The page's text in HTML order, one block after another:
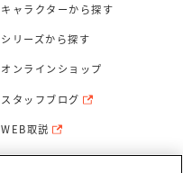
キャラクターから探す
シリーズから探す
オンラインショップ
スタッフブログ
WEB取説